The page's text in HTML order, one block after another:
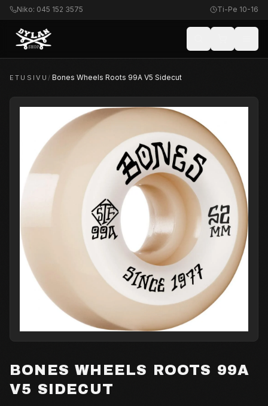
Niko: 045 152 3575 Ti-Pe 10-16
ETUSIVU/ Bones Wheels Roots 99A V5 Sidecut
BONES WHEELS ROOTS 99A
V5 SIDECUT